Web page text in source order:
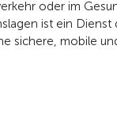
oder im
ist ein Dienst
sichere, mobile